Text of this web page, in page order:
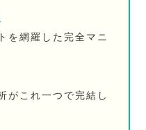
を網羅した完全マニ
がこれ一つで完結し